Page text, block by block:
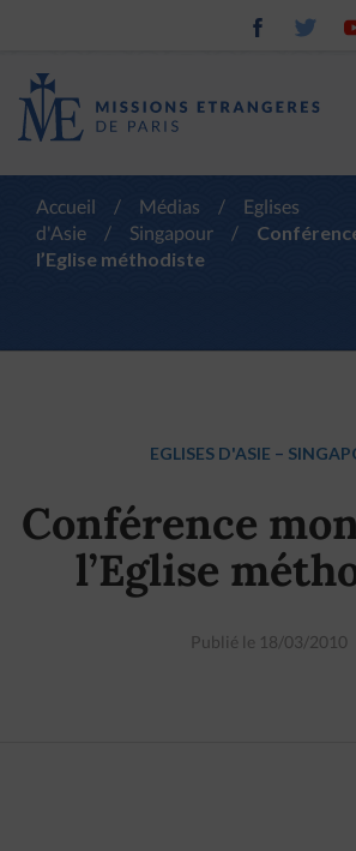
Accueil / Médias /
Eglises
d'Asie
/ Singapour /
l’Eglise méthodiste
EGLISES D'ASIE –
Conférence
l’Eglise
Publié le 18/03/2010